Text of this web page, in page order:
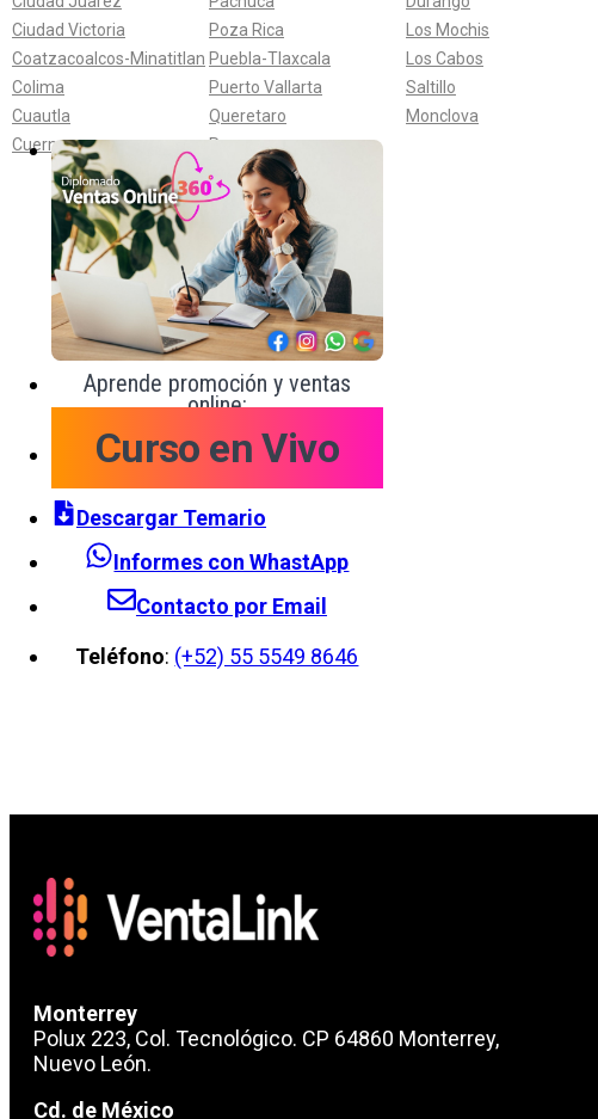
Ciudad Victoria
Coatzacoalcos-Minatitlan
Colima
Cuautla
Cuernavaca
Poza Rica
Puebla-Tlaxcala
Puerto Vallarta
Queretaro
Reynosa
Los Mochis
Los Cabos
Saltillo
Monclova
Aprende promoción y ventas
online:
Curso en Vivo
Descargar Temario
Informes con WhastApp
Contacto por Email
Teléfono: (+52) 55 5549 8646
Monterrey
Polux 223, Col. Tecnológico. CP 64860 Monterrey,
Nuevo León.
Cd. de México